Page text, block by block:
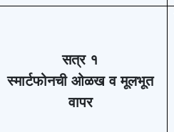
सत्र १
स्मार्टफोनची ओळख व मूलभूत
वापर